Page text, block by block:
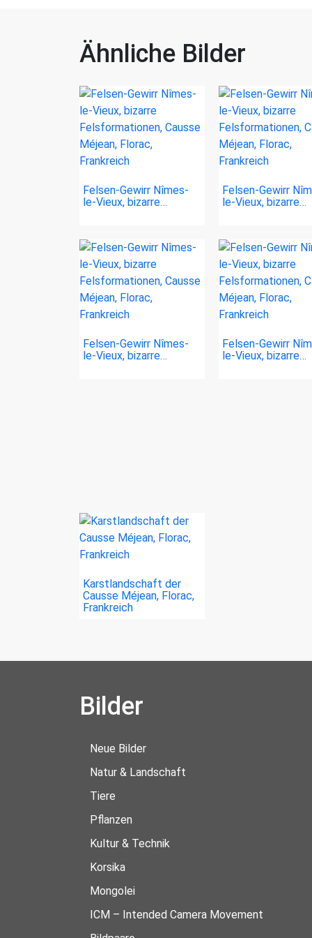
Ähnliche Bilder
Felsen-Gewirr Nîmes-
le-Vieux, bizarre…
Felsen-Gewirr
le-Vieux, bizarre…
Felsen-Gewirr Nîmes-
le-Vieux, bizarre…
Felsen-Gewirr
le-Vieux, bizarre…
Karstlandschaft der
Causse Méjean, Florac,
Frankreich
Bilder
Neue Bilder
Natur & Landschaft
Tiere
Pflanzen
Kultur & Technik
Korsika
Mongolei
ICM – Intended Camera Movement